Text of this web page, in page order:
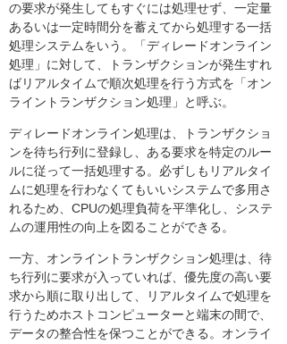
の要求が発生してもすぐには処理せず、一定量
あるいは一定時間分を蓄えてから処理する一括
処理システムをいう。「ディレードオンライン
処理」に対して、トランザクションが発生すれ
ばリアルタイムで順次処理を行う方式を「オン
ライントランザクション処理」と呼ぶ。
ディレードオンライン処理は、トランザクショ
ンを待ち行列に登録し、ある要求を特定のルー
ルに従って一括処理する。必ずしもリアルタイ
ムに処理を行わなくてもいいシステムで多用さ
れるため、CPUの処理負荷を平準化し、システ
ムの運用性の向上を図ることができる。
一方、オンライントランザクション処理は、待
ち行列に要求が入っていれば、優先度の高い要
求から順に取り出して、リアルタイムで処理を
行うためホストコンピューターと端末の間で、
データの整合性を保つことができる。オンライ